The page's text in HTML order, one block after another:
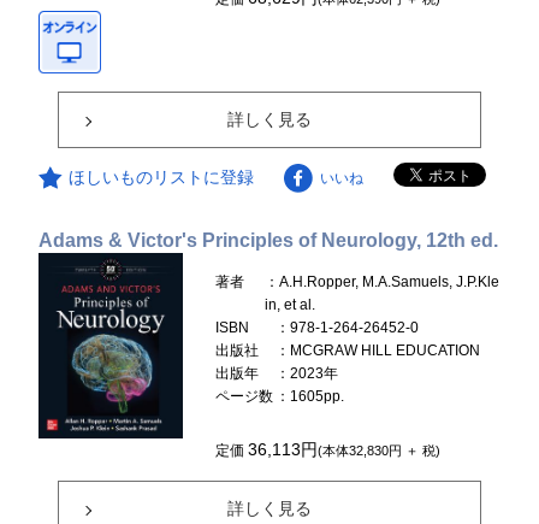
詳しく見る
ほしいものリストに登録 いいね
Adams & Victor's Principles of Neurology, 12th ed.
著者
：A.H.Ropper, M.A.Samuels, J.P.Kle
in, et al.
ISBN
：978-1-264-26452-0
出版社
：MCGRAW HILL EDUCATION
出版年
：2023年
ページ数 ：1605pp.
定価36,113円(本体32,830円 ＋ 税)
詳しく見る